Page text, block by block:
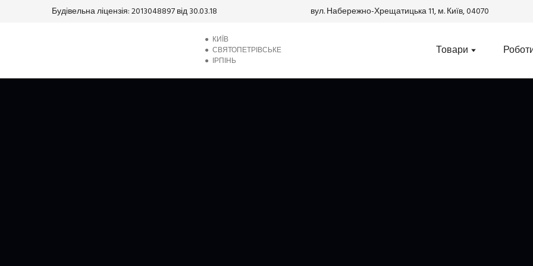
Будівельна ліцензія: 2013048897 від 30.03.18 вул. Набережно-Хрещатицька 11, м. Київ, 04070
● КИЇВ
●СВЯТОПЕТРІВСЬКЕ
● ІРПІНЬ
Товари